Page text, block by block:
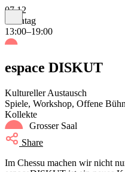
07.12
Sonntag
13:00–19:00
espace DISKUT
Kultureller Austausch
Spiele, Workshop, Offene
Kollekte
Grosser Saal
Share
Im Chessu machen wir nicht